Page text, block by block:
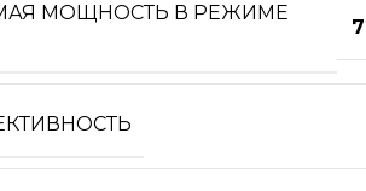
МОЩНОСТЬ В РЕЖИМЕ